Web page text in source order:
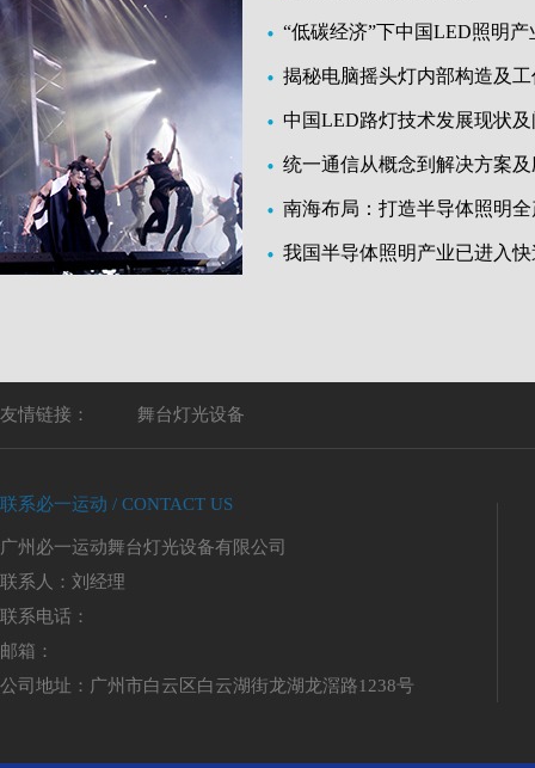
“低碳经济”下中国LED照明
揭秘电脑摇头灯内部构造及
中国LED路灯技术发展现状
统一通信从概念到解决方案
南海布局：打造半导体照明
我国半导体照明产业已进入
友情链接： 舞台灯光设备
联系必一运动 / CONTACT US
广州必一运动舞台灯光设备有限公司
联系人：刘经理
联系电话：
邮箱：
公司地址：广州市白云区白云湖街龙湖龙滘路1238号